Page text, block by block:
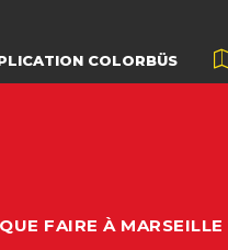
COLORBÜS
QUE FAIRE À MARSEILLE